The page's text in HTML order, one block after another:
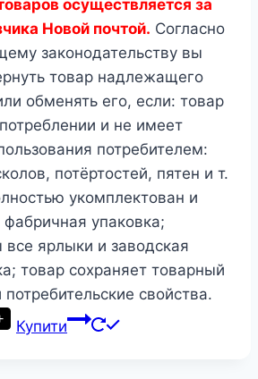
осуществляется за
Новой почтой. Согласно
законодательству вы
товар надлежащего
обменять его, если: товар
и не имеет
потребителем:
потёртостей, пятен и т.
укомплектован и
фабричная упаковка;
все ярлыки и заводская
товар сохраняет товарный
свойства.
Купити